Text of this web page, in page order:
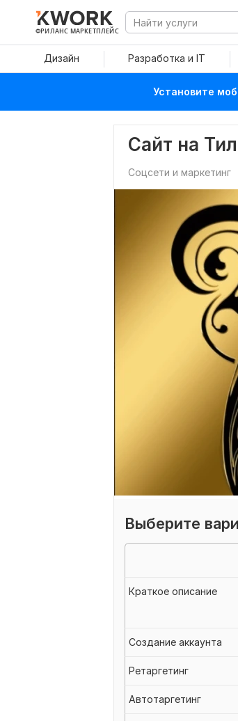
ФРИЛАНС МАРКЕТПЛЕЙС
Дизайн Разработка и IT
Установите
Сайт на
Соцсети и маркетинг
Выберите
Краткое описание
Создание аккаунта
Ретаргетинг
Автотаргетинг